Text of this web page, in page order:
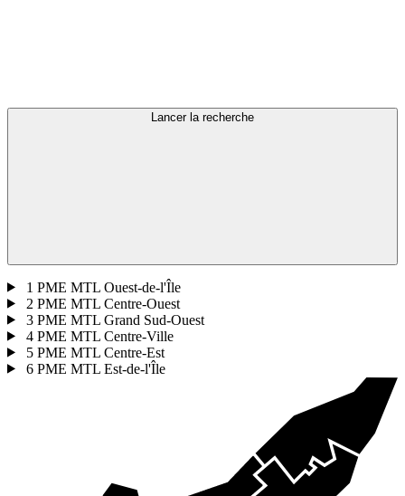
Lancer la recherche
1 PME MTL Ouest-de-l'Île
2 PME MTL Centre-Ouest
3 PME MTL Grand Sud-Ouest
4 PME MTL Centre-Ville
5 PME MTL Centre-Est
6 PME MTL Est-de-l'Île